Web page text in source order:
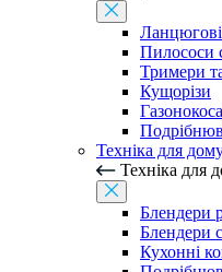
Пилососи
Тримери
Кущорізи
Техніка для
Техніка для
Блендери
Блендери
Кухонні